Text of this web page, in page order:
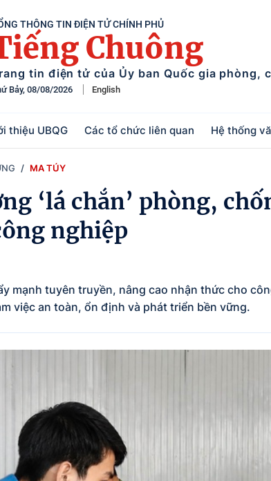
THÔNG TIN ĐIỆN TỬ CHÍNH PHỦ
Chuông
tin điện tử của Ủy ban Quốc gia phòng,
Bảy, 08/08/2026 English
thiệu UBQG Các tổ chức liên quan Hệ thống
MA TÚY
‘lá chắn’ phòng,
nghiệp
mạnh tuyên truyền, nâng cao nhận thức cho
việc an toàn, ổn định và phát triển bền vững.